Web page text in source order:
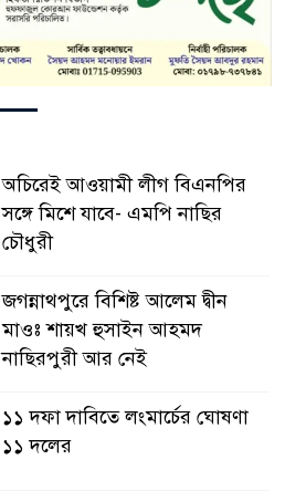
অচিরেই আওয়ামী লীগ বিএনপির
সঙ্গে মিশে যাবে- এমপি নাছির
চৌধুরী
জগন্নাথপুরে বিশিষ্ট আলেম দ্বীন
মাওঃ শায়খ হুসাইন আহমদ
নাছিরপুরী আর নেই
১১ দফা দাবিতে লংমার্চের ঘোষণা
১১ দলের